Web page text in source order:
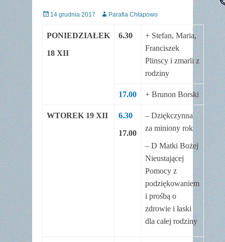
Posted
14 grudnia 2017 AuthorParafia Chłapowo
PONIEDZIAŁEK
18 XII
6.30
+ Stefan, Maria,
Franciszek
Plinscy i zmarli z
rodziny
17.00 + Brunon Borski
WTOREK 19 XII 6.30
17.00
– Dziękczynna
za miniony rok
– D Matki Bożej
Nieustającej
Pomocy z
podziękowaniem
i prośbą o
zdrowie i łaski
dla całej rodziny